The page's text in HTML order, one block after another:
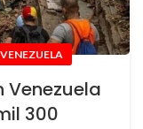
VENEZUELA
Venezuela
300